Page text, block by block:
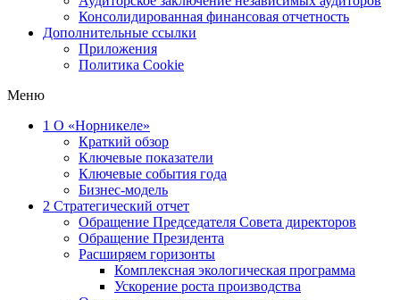
Консолидированная финансовая отчетность
Дополнительные ссылки
Приложения
Политика Cookie
Меню
1 О «Норникеле»
Краткий обзор
Ключевые показатели
Ключевые события года
Бизнес-модель
2 Стратегический отчет
Обращение Председателя Совета директоров
Обращение Президента
Расширяем горизонты
Комплексная экологическая программа
Ускорение роста производства